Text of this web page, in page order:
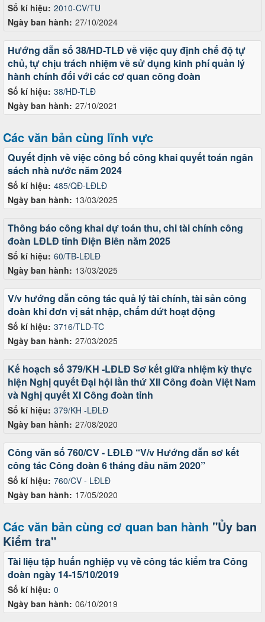
Số kí hiệu: 2010-CV/TU
Ngày ban hành: 27/10/2024
Số kí hiệu: 38/HD-TLĐ
Ngày ban hành: 27/10/2021
Hướng dẫn số 38/HD-TLĐ về việc quy định chế độ tự
chủ, tự chịu trách nhiệm về sử dụng kinh phí quản lý
hành chính đối với các cơ quan công đoàn
Các văn bản cùng lĩnh vực
Số kí hiệu: 485/QĐ-LĐLĐ
Ngày ban hành: 13/03/2025
Quyết định về việc công bố công khai quyết toán ngân
sách nhà nước năm 2024
Số kí hiệu: 60/TB-LĐLĐ
Ngày ban hành: 13/03/2025
Thông báo công khai dự toán thu, chi tài chính công
đoàn LĐLĐ tỉnh Điện Biên năm 2025
Số kí hiệu: 3716/TLD-TC
Ngày ban hành: 27/03/2025
V/v hướng dẫn công tác quả lý tài chính, tài sản công
đoàn khi đơn vị sát nhập, chấm dứt hoạt động
Số kí hiệu: 379/KH -LĐLĐ
Ngày ban hành: 27/08/2020
Kế hoạch số 379/KH -LĐLĐ Sơ kết giữa nhiệm kỳ thực
hiện Nghị quyết Đại hội lần thứ XII Công đoàn Việt Nam
và Nghị quyết XI Công đoàn tỉnh
Số kí hiệu: 760/CV - LĐLĐ
Ngày ban hành: 17/05/2020
Công văn số 760/CV - LĐLĐ “V/v Hướng dẫn sơ kết
công tác Công đoàn 6 tháng đầu năm 2020”
Các văn bản cùng cơ quan ban hành "Ủy ban
Kiểm tra"
Số kí hiệu: 0
Ngày ban hành: 06/10/2019
Tài liệu tập huấn nghiệp vụ về công tác kiểm tra Công
đoàn ngày 14-15/10/2019